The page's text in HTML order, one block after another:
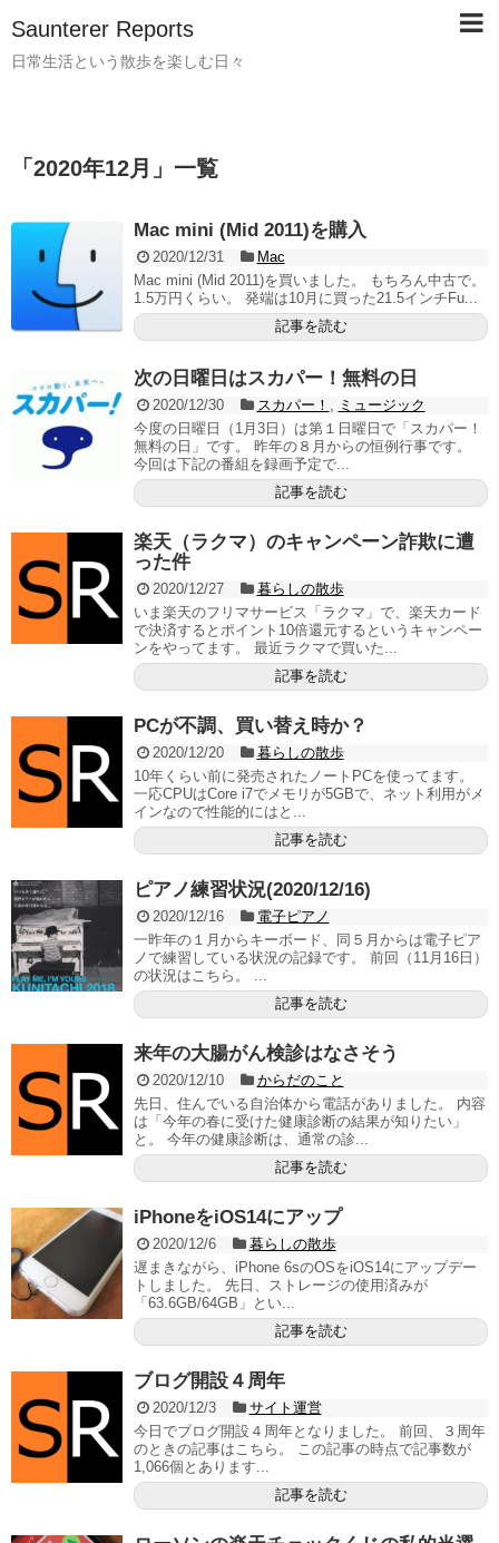
Saunterer Reports
日常生活という散歩を楽しむ日々
「 2020年12月 」 一覧
Mac mini (Mid 2011)を購入
2020/12/31
Mac
Mac mini (Mid 2011)を買いました。 もちろん中古で。
1.5万円くらい。 発端は10月に買った21.5インチFu...
記事を読む
次の日曜日はスカパー！無料の日
2020/12/30 スカパー！
ミュージック
今度の日曜日（1月3日）は第１日曜日で「スカパー！
無料の日」です。 昨年の８月からの恒例行事です。
今回は下記の番組を録画予定で...
記事を読む
楽天（ラクマ）のキャンペーン詐欺に遭
った件
2020/12/27
暮らしの散歩
いま楽天のフリマサービス「ラクマ」で、楽天カード
で決済するとポイント10倍還元するというキャンペー
ンをやってます。 最近ラクマで買いた...
記事を読む
PCが不調、買い替え時か？
2020/12/20
暮らしの散歩
10年くらい前に発売されたノートPCを使ってます。
一応CPUはCore i7でメモリが5GBで、ネット利用がメ
インなので性能的にはと...
記事を読む
ピアノ練習状況(2020/12/16)
2020/12/16
電子ピアノ
一昨年の１月からキーボード、同５月からは電子ピア
ノで練習している状況の記録です。 前回（11月16日）
の状況はこちら。 ...
記事を読む
来年の大腸がん検診はなさそう
2020/12/10
からだのこと
先日、住んでいる自治体から電話がありました。 内容
は「今年の春に受けた健康診断の結果が知りたい」
と。 今年の健康診断は、通常の診...
記事を読む
iPhoneをiOS14にアップ
2020/12/6
暮らしの散歩
遅まきながら、iPhone 6sのOSをiOS14にアップデー
トしました。 先日、ストレージの使用済みが
「63.6GB/64GB」とい...
記事を読む
ブログ開設４周年
2020/12/3
サイト運営
今日でブログ開設４周年となりました。 前回、３周年
のときの記事はこちら。 この記事の時点で記事数が
1,066個とあります...
記事を読む